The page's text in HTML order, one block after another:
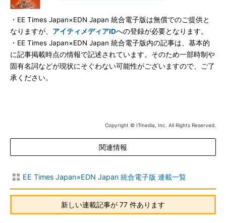
・EE Times Japan×EDN Japan 統合電子版は無償でのご提供と
なりますが、 アイティメディアIDへの登録が必要となります。
・EE Times Japan×EDN Japan 統合電子版内の記事は、基本的
に記事掲載時点の情報で記述されています。そのため一部時制や
固有名詞などが現状にそぐわない可能性がございますので、ご了
承ください。
Copyright © ITmedia, Inc. All Rights Reserved.
関連情報
EE Times Japan×EDN Japan 統合電子版 連載一覧
新しい連載記事が 77 件あります